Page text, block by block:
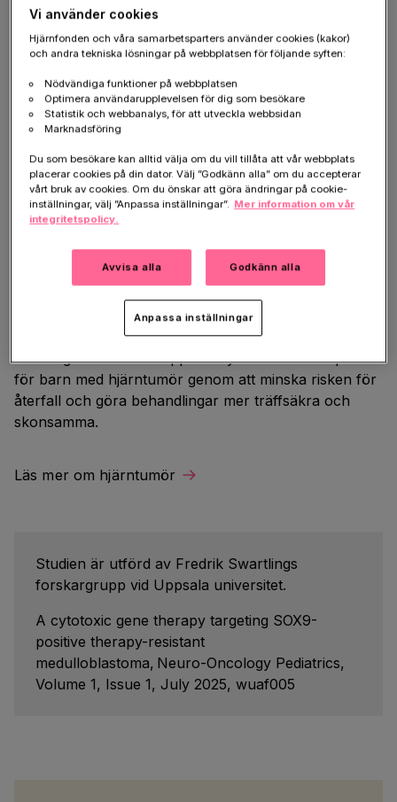
av det genetiska verktyget förs ett protein in i
tumörcellerna. Det gör dem känsliga för ett läkemedel
som heter ganciklovir, som sedan dödar
tumörcellerna.
Metoden har testats på mänskliga tumörceller och på
möss med hjärntumör. Resultaten visar att de
motståndskraftiga cellerna kunde slås ut, tumörens
tillväxt bromsades och mössen levde längre.
Behandlingen fungerade också bra tillsammans med
strålning.
Än så länge har metoden bara testats på djur.
Forskarna arbetar nu med att utveckla en behandling
som kan testas på patienter. Målet är att starta kliniska
studier inom två till tre år.
På sikt ger metoden hopp om nya effektiva terapier
för barn med hjärntumör genom att minska risken för
återfall och göra behandlingar mer träffsäkra och
skonsamma.
Läs mer om hjärntumör
Studien är utförd av Fredrik Swartlings
forskargrupp vid Uppsala universitet.
A cytotoxic gene therapy targeting SOX9-
positive therapy-resistant
medulloblastoma, Neuro-Oncology Pediatrics,
Volume 1, Issue 1, July 2025, wuaf005
Vi använder cookies
Hjärnfonden och våra samarbetsparters använder cookies (kakor)
och andra tekniska lösningar på webbplatsen för följande syften:
Nödvändiga funktioner på webbplatsen
Optimera användarupplevelsen för dig som besökare
Statistik och webbanalys, för att utveckla webbsidan
Marknadsföring
Du som besökare kan alltid välja om du vill tillåta att vår webbplats
placerar cookies på din dator. Välj ”Godkänn alla” om du accepterar
vårt bruk av cookies. Om du önskar att göra ändringar på cookie-
inställningar, välj ”Anpassa inställningar”. Mer information om vår
integritetspolicy.
Avvisa alla Godkänn alla
Anpassa inställningar